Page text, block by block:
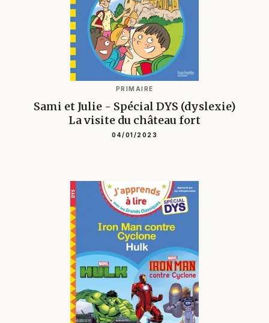
PRIMAIRE
Sami et Julie - Spécial DYS (dyslexie)
La visite du château fort
04/01/2023